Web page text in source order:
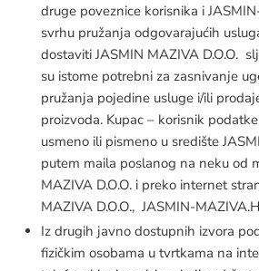
druge poveznice korisnika i
svrhu pružanja odgovarajućih
dostaviti JASMIN MAZIVA D.O.O.
su istome potrebni za zasnivanje
pružanja pojedine usluge i/ili
proizvoda. Kupac – korisnik
usmeno ili pismeno u središte
putem maila poslanog na neku od
MAZIVA D.O.O. i preko internet
MAZIVA D.O.O., JASMIN-
Iz drugih javno dostupnih izvora
fizičkim osobama u tvrtkama na